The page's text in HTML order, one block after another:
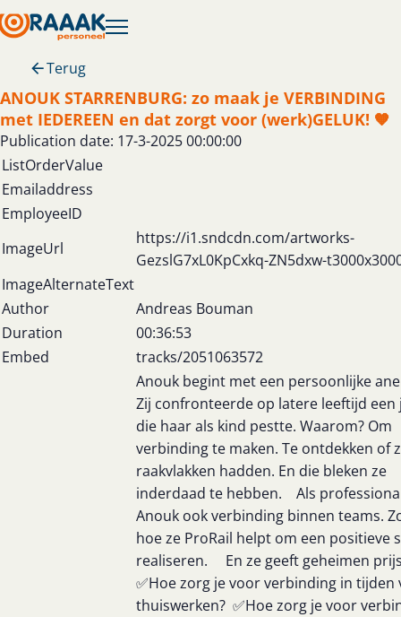
Terug
ANOUK STARRENBURG: zo maak je VERBINDING
met IEDEREEN en dat zorgt voor (werk)GELUK! 🧡
Publication date: 17-3-2025 00:00:00
ListOrderValue
Emailaddress
EmployeeID
ImageUrl
https://i1.sndcdn.com/artworks-
GezslG7xL0KpCxkq-ZN5dxw-
ImageAlternateText
Author
Andreas Bouman
Duration
00:36:53
Embed
tracks/2051063572
Anouk begint met een persoonlijke
Zij confronteerde op latere leeftijd een
die haar als kind pestte. Waarom? Om
verbinding te maken. Te ontdekken of
raakvlakken hadden. En die bleken ze
inderdaad te hebben. Als
Anouk ook verbinding binnen teams.
hoe ze ProRail helpt om een positieve
realiseren. En ze geeft geheimen
✅Hoe zorg je voor verbinding in tijden
thuiswerken? ✅Hoe zorg je voor